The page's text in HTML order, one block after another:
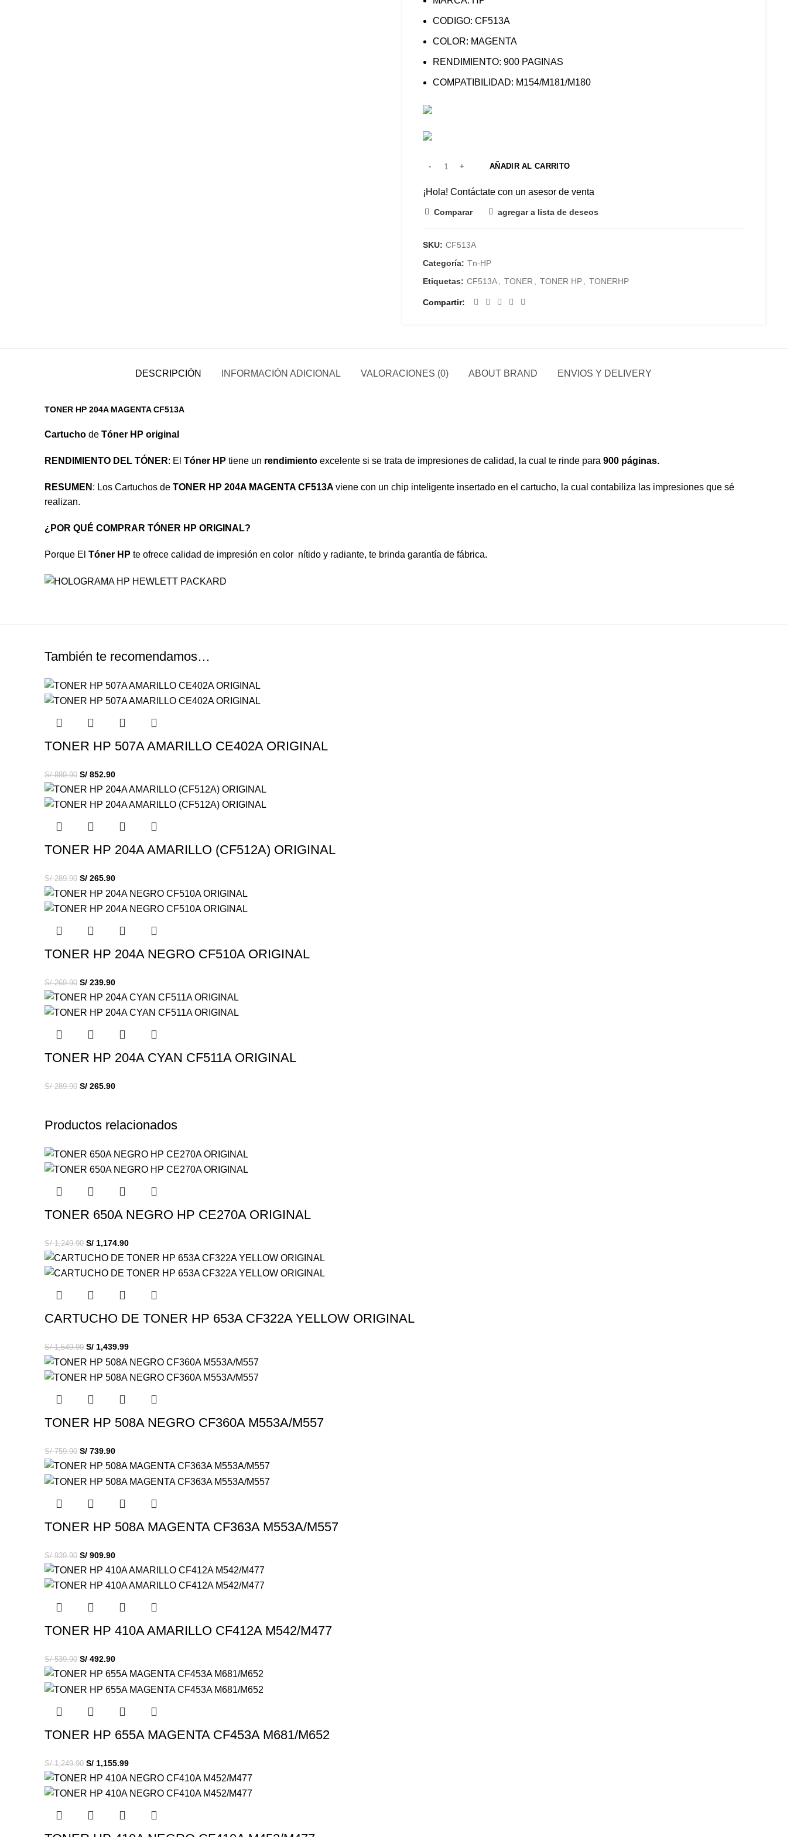
CODIGO: CF513A
COLOR: MAGENTA
RENDIMIENTO: 900 PAGINAS
COMPATIBILIDAD: M154/M181/M180
AÑADIR AL CARRITO
¡Hola! Contáctate con un asesor de venta
Comparar agregar a lista de deseos
SKU: CF513A
Categoría: Tn-HP
Etiquetas: CF513A TONER TONER HP TONERHP
Compartir
DESCRIPCIÓN INFORMACIÓN ADICIONAL VALORACIONES (0) ABOUT BRAND ENVIOS Y DELIVERY
TONER HP 204A MAGENTA CF513A
Cartucho de Tóner HP original
RENDIMIENTO DEL TÓNER: El Tóner HP tiene un rendimiento excelente si se trata de impresiones de calidad, la cual te rinde para 900 páginas.
RESUMEN : Los Cartuchos de TONER HP 204A MAGENTA CF513A viene con un chip inteligente insertado en el cartucho, la cual contabiliza las impresiones que sé
realizan.
¿POR QUÉ COMPRAR TÓNER HP ORIGINAL?
Porque El Tóner HP te ofrece calidad de impresión en color nítido y radiante, te brinda garantía de fábrica.
También te recomendamos…
TONER HP 507A AMARILLO CE402A ORIGINAL
S/889.90 S/ 852.90
TONER HP 204A AMARILLO (CF512A) ORIGINAL
S/289.90 S/ 265.90
TONER HP 204A NEGRO CF510A ORIGINAL
S/269.90 S/ 239.90
TONER HP 204A CYAN CF511A ORIGINAL
S/289.90 S/ 265.90
Productos relacionados
TONER 650A NEGRO HP CE270A ORIGINAL
S/1,249.90 S/ 1,174.90
CARTUCHO DE TONER HP 653A CF322A YELLOW ORIGINAL
S/1,549.90 S/ 1,439.99
TONER HP 508A NEGRO CF360A M553A/M557
S/759.90 S/ 739.90
TONER HP 508A MAGENTA CF363A M553A/M557
S/939.90 S/ 909.90
TONER HP 410A AMARILLO CF412A M542/M477
S/539.90 S/ 492.90
TONER HP 655A MAGENTA CF453A M681/M652
S/1,249.90 S/ 1,155.99